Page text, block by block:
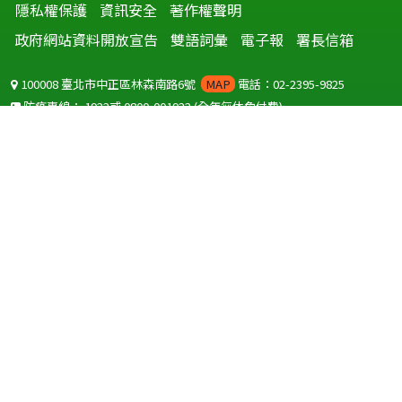
隱私權保護 資訊安全 著作權聲明
政府網站資料開放宣告
雙語詞彙 電子報 署長信箱
100008 臺北市中正區林森南路6號 MAP 電話：02-2395-9825
防疫專線：1922或0800-001922(全年無休免付費)